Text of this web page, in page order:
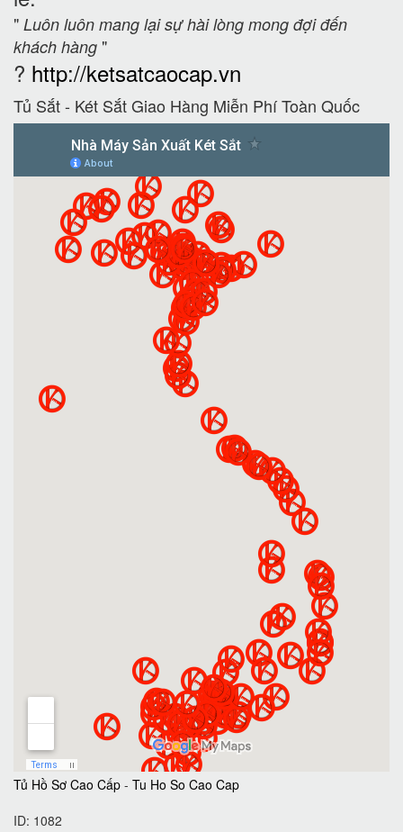
" Luôn luôn mang lại sự hài lòng mong đợi đến
khách hàng "
? http://ketsatcaocap.vn
Tủ Sắt - Két Sắt Giao Hàng Miễn Phí Toàn Quốc
Tủ Hồ Sơ Cao Cấp - Tu Ho So Cao Cap
ID: 1082